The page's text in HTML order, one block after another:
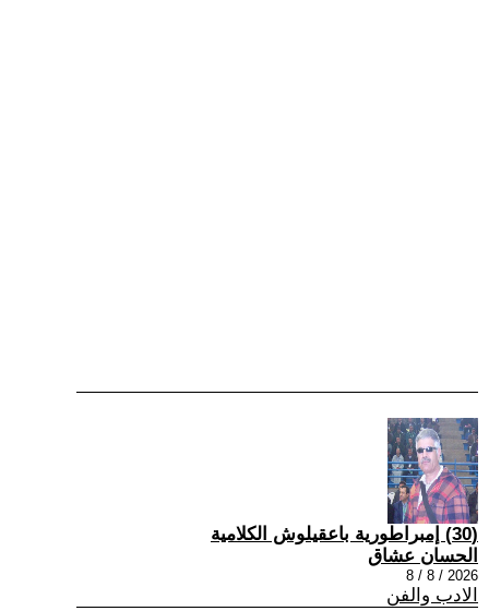
(30) إمبراطورية باعقيلوش الكلامية
الحسان عشاق
2026 / 8 / 8
الادب والفن